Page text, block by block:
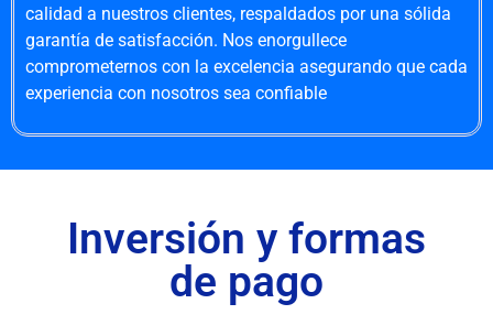
calidad a nuestros clientes, respaldados por una sólida
garantía de satisfacción. Nos enorgullece
comprometernos con la excelencia asegurando que cada
experiencia con nosotros sea confiable
Inversión y formas
de pago